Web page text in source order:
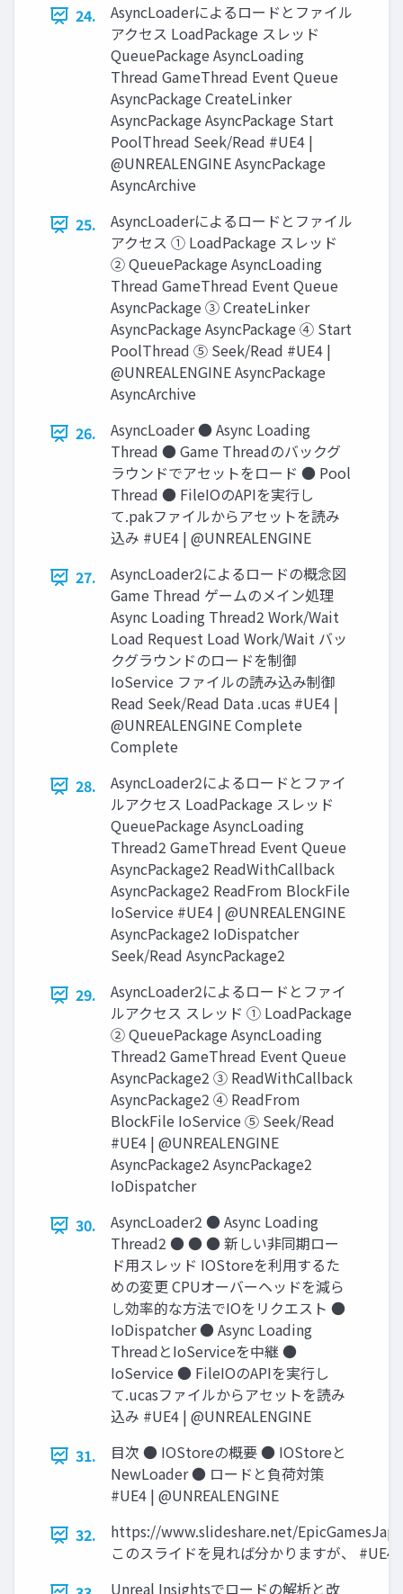
24.
AsyncLoaderによるロードとファイル
アクセス LoadPackage スレッド
QueuePackage AsyncLoading
Thread GameThread Event Queue
AsyncPackage CreateLinker
AsyncPackage AsyncPackage Start
PoolThread Seek/Read #UE4 |
@UNREALENGINE AsyncPackage
AsyncArchive
25.
AsyncLoaderによるロードとファイル
アクセス ① LoadPackage スレッド
② QueuePackage AsyncLoading
Thread GameThread Event Queue
AsyncPackage ③ CreateLinker
AsyncPackage AsyncPackage ④ Start
PoolThread ⑤ Seek/Read #UE4 |
@UNREALENGINE AsyncPackage
AsyncArchive
26.
AsyncLoader ● Async Loading
Thread ● Game Threadのバックグ
ラウンドでアセットをロード ● Pool
Thread ● FileIOのAPIを実行し
て.pakファイルからアセットを読み
込み #UE4 | @UNREALENGINE
27.
AsyncLoader2によるロードの概念図
Game Thread ゲームのメイン処理
Async Loading Thread2 Work/Wait
Load Request Load Work/Wait バッ
クグラウンドのロードを制御
IoService ファイルの読み込み制御
Read Seek/Read Data .ucas #UE4 |
@UNREALENGINE Complete
Complete
28.
AsyncLoader2によるロードとファイ
ルアクセス LoadPackage スレッド
QueuePackage AsyncLoading
Thread2 GameThread Event Queue
AsyncPackage2 ReadWithCallback
AsyncPackage2 ReadFrom BlockFile
IoService #UE4 | @UNREALENGINE
AsyncPackage2 IoDispatcher
Seek/Read AsyncPackage2
29.
AsyncLoader2によるロードとファイ
ルアクセス スレッド ① LoadPackage
② QueuePackage AsyncLoading
Thread2 GameThread Event Queue
AsyncPackage2 ③ ReadWithCallback
AsyncPackage2 ④ ReadFrom
BlockFile IoService ⑤ Seek/Read
#UE4 | @UNREALENGINE
AsyncPackage2 AsyncPackage2
IoDispatcher
30.
AsyncLoader2 ● Async Loading
Thread2 ● ● ● 新しい非同期ロー
ド用スレッド IOStoreを利用するた
めの変更 CPUオーバーヘッドを減ら
し効率的な方法でIOをリクエスト ●
IoDispatcher ● Async Loading
ThreadとIoServiceを中継 ●
IoService ● FileIOのAPIを実行し
て.ucasファイルからアセットを読み
込み #UE4 | @UNREALENGINE
31.
目次 ● IOStoreの概要 ● IOStoreと
NewLoader ● ロードと負荷対策
#UE4 | @UNREALENGINE
32.
https://www.slideshare.net/
このスライドを見れば分かりますが、 #UE4
Unreal Insightsでロードの解析と改